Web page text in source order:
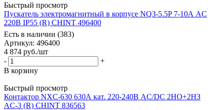
Быстрый просмотр
Пускатель электромагнитный в корпусе NQ3-5.5P 7-10А AC
220В IP55 (R) CHINT 496400
Есть в наличии (383)
Артикул: 496400
4 874 руб./шт
-
+
В корзину
Быстрый просмотр
Контактор NXC-630 630А кат. 220-240В AC/DC 2НО+2НЗ
AC-3 (R) CHINT 836563